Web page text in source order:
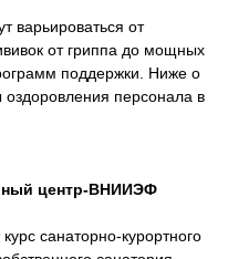
варьироваться от
от гриппа до мощных
поддержки. Ниже о
персонала в
центр-ВНИИЭФ
санаторно-курортного